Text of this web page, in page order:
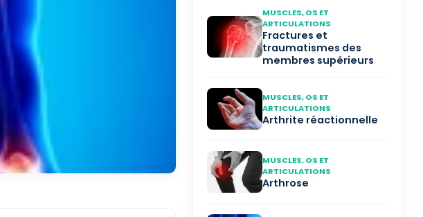
MUSCLES, OS ET
ARTICULATIONS
Fractures et
traumatismes des
membres supérieurs
MUSCLES, OS ET
ARTICULATIONS
Arthrite réactionnelle
MUSCLES, OS ET
ARTICULATIONS
Arthrose